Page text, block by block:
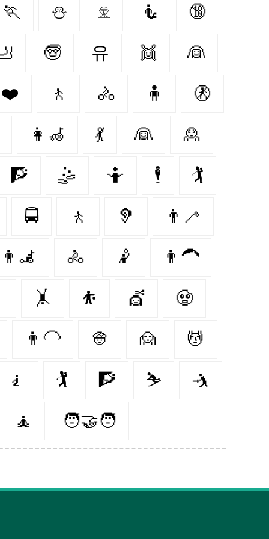
🏃 ⛄ 𓁷 🧜 🔞
🧓 유 👯 👰
❤️‍ 🚶 🚴 🧍 🚷
👩‍🦽‍ 💃 👰‍ 🙎‍
🧗 🤹 🤷 🕴 🏌
🚍 🚶‍ 🦻 👨‍🦯
👨‍🦼 🚴‍ 🤾 👨‍🦱
🤸‍ ⛹️ 💇 🧟‍
👨‍🦲 👳‍ 🙍‍ 💆‍
🧎‍️ 🏌️ 🧗‍ ⛷ 🤺
🧘‍ 🧑‍🤝‍🧑